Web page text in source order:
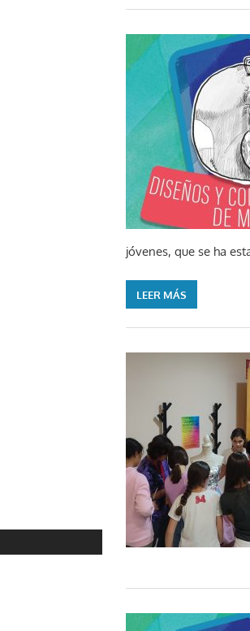
jóvenes, que se ha
LEER MÁS